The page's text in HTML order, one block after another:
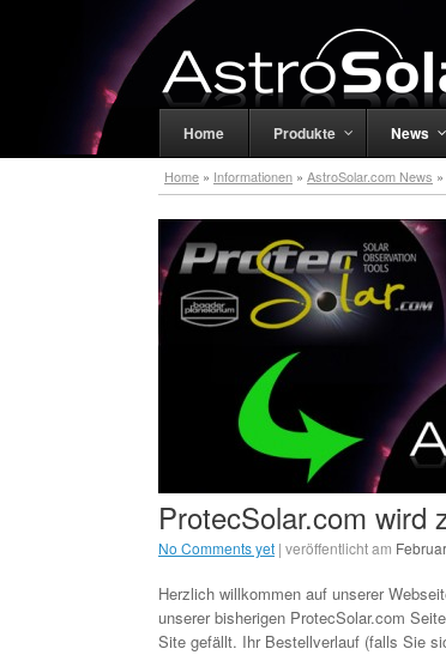
Home Produkte News
Home » Informationen » AstroSolar.com News »
ProtecSolar.com wird
No Comments yet | veröffentlicht am
Herzlich willkommen auf unserer
unserer bisherigen ProtecSolar.com
Site gefällt. Ihr Bestellverlauf (falls Sie